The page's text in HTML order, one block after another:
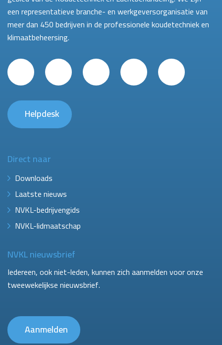
een representatieve branche- en werkgeversorganisatie van
meer dan 450 bedrijven in de professionele koudetechniek en
klimaatbeheersing.
Helpdesk
Direct naar
Downloads
Laatste nieuws
NVKL-bedrijvengids
NVKL-lidmaatschap
NVKL nieuwsbrief
Iedereen, ook niet-leden, kunnen zich aanmelden voor onze
tweewekelijkse nieuwsbrief.
Aanmelden